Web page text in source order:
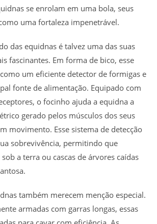
se enrolam em uma bola, seus
uma fortaleza impenetrável.
das equidnas é talvez uma das suas
fascinantes. Em forma de bico, esse
um eficiente detector de formigas e
fonte de alimentação. Equipado com
o focinho ajuda a equidna a
gerado pelos músculos dos seus
movimento. Esse sistema de detecção
sobrevivência, permitindo que
a terra ou cascas de árvores caídas
também merecem menção especial.
armadas com garras longas, essas